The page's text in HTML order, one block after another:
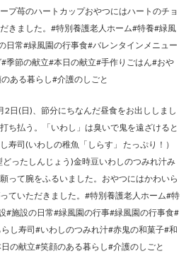
プ苺のハートカップおやつにはハートのチョ
きました。#特別養護老人ホーム#特養#緑風
日常#緑風園の行事食#バレンタインメニュー
季節の献立#本日の献立#手作りごはん#おや
ある暮らし#介護のしごと
2日(日)、節分にちなんだ昼食をお出ししまし
ち払う。「いわし」は臭いで鬼を遠ざけると
寿司(いわしの稚魚「しらす」 たっぷり！）
ったしんじょう)金時豆いわしのつみれ汁み
って腕をふるいました。おやつにはかわいら
ていただきました。#特別養護老人ホーム#特
#施設の日常#緑風園の行事#緑風園の行事食#
し寿司#いわしのつみれ汁#赤鬼の和菓子#和
の献立#笑顔のある暮らし#介護のしごと